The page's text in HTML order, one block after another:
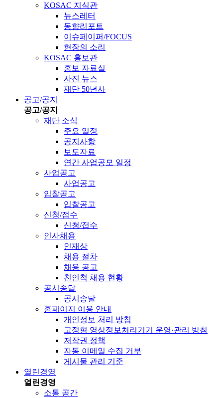
KOSAC 지식관
뉴스레터
동향리포트
이슈페이퍼/FOCUS
현장의 소리
KOSAC 홍보관
홍보 자료실
사진 뉴스
재단 50년사
공고/공지
공고/공지
재단 소식
주요 일정
공지사항
보도자료
연간 사업공모 일정
사업공고
사업공고
입찰공고
입찰공고
신청/접수
신청/접수
인사채용
인재상
채용 절차
채용 공고
친인척 채용 현황
공시송달
공시송달
홈페이지 이용 안내
개인정보 처리 방침
고정형 영상정보처리기기 운영·관리 방침
저작권 정책
자동 이메일 수집 거부
게시물 관리 기준
열린경영
열린경영
소통 공간